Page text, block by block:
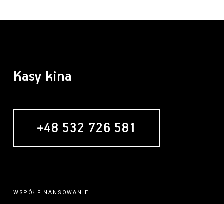
Kasy kina
+48 532 726 581
WSPÓŁFINANSOWANIE